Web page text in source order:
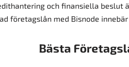
och finansiella beslut
företagslån med Bisnode
Bästa